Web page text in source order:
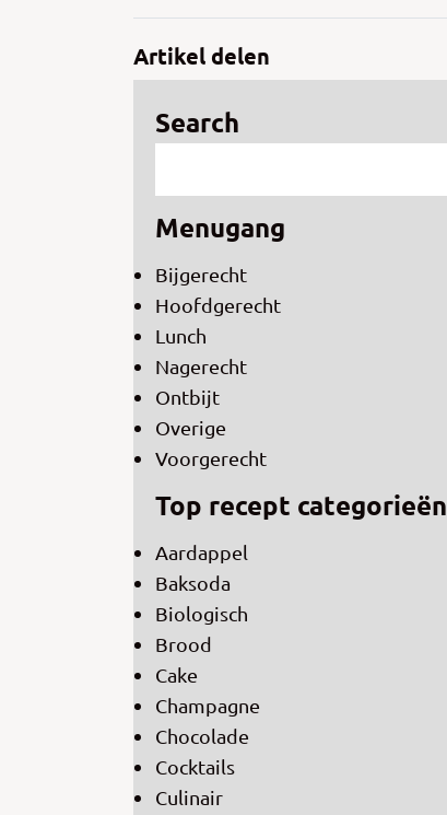
Artikel delen
Search
Menugang
Bijgerecht
Hoofdgerecht
Lunch
Nagerecht
Ontbijt
Overige
Voorgerecht
Top recept categorieën
Aardappel
Baksoda
Biologisch
Brood
Cake
Champagne
Chocolade
Cocktails
Culinair